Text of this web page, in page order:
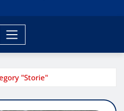
"Storie"